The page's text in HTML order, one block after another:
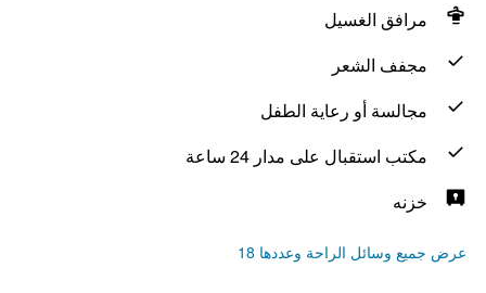
مرافق الغسيل
مجفف الشعر
مجالسة أو رعاية الطفل
مكتب استقبال على مدار 24 ساعة
خزنه
عرض جميع وسائل الراحة وعددها 18